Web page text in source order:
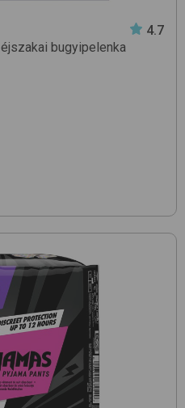
4.7
éjszakai bugyipelenka